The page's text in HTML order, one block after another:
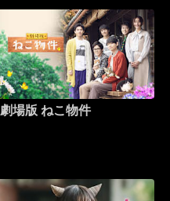
劇場版 ねこ物件